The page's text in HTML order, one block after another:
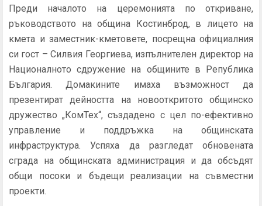
Преди началото на церемонията по откриване,
ръководството на община Костинброд, в лицето на
кмета и заместник-кметовете, посрещна официалния
си гост – Силвия Георгиева, изпълнителен директор на
Националното сдружение на общините в Република
България. Домакините имаха възможност да
презентират дейността на новооткритото общинско
дружество „КомТех“, създадено с цел по-ефективно
управление и поддръжка на общинската
инфраструктура. Успяха да разгледат обновената
сграда на общинската администрация и да обсъдят
общи посоки и бъдещи реализации на съвместни
проекти.